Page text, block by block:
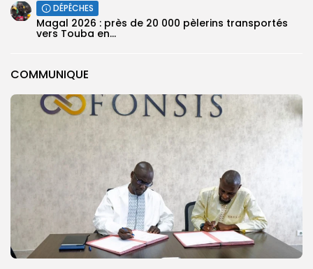
COMMUNIQUE
DÉPÊCHES
Magal 2026 : près de 20 000 pèlerins transportés
vers Touba en...